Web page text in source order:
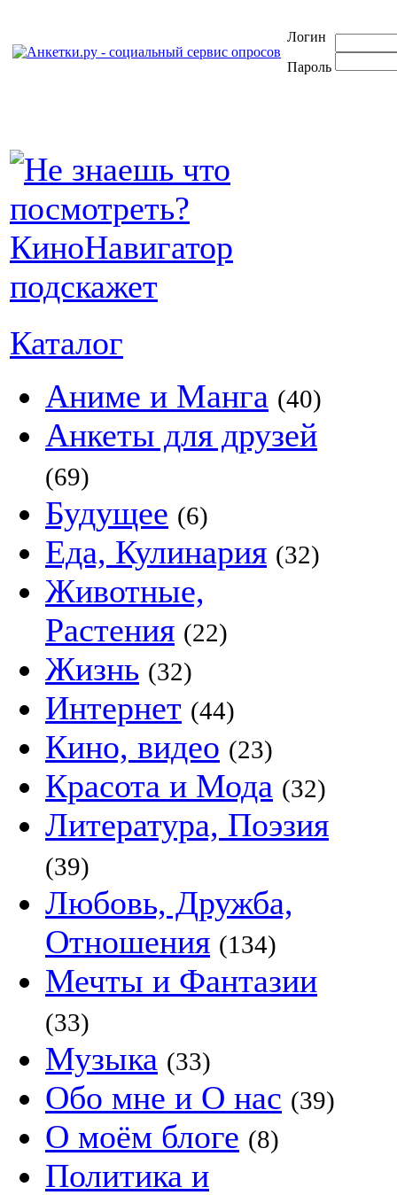
Логин
Пароль
Каталог
Аниме и Манга (40)
Анкеты для друзей
(69)
Будущее (6)
Еда, Кулинария (32)
Животные,
Растения (22)
Жизнь (32)
Интернет (44)
Кино, видео (23)
Красота и Мода (32)
Литература, Поэзия
(39)
Любовь, Дружба,
Отношения (134)
Мечты и Фантазии
(33)
Музыка (33)
Обо мне и О нас (39)
О моём блоге (8)
Политика и